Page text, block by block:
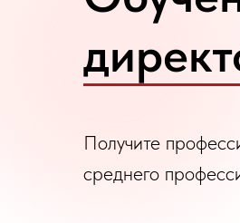
Получите
среднего